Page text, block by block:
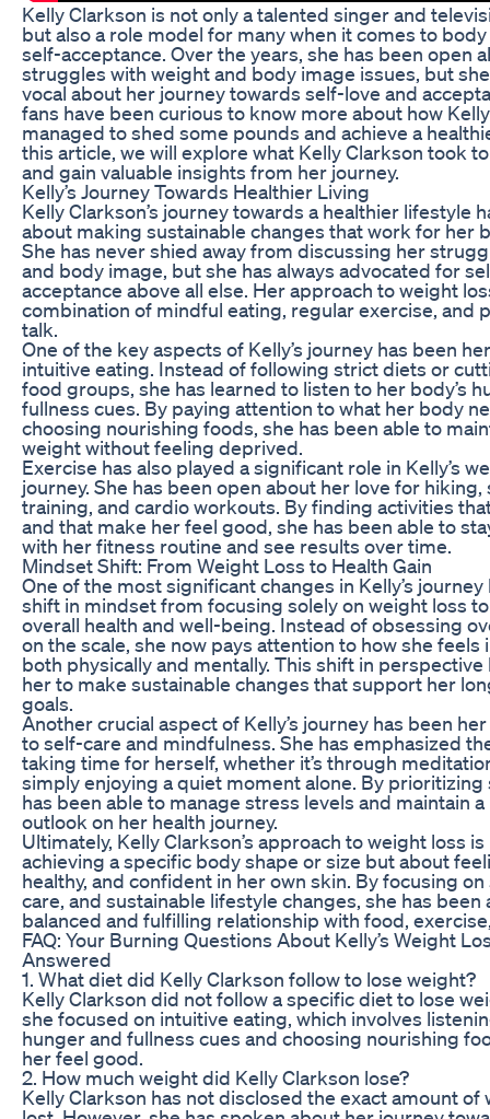
Kelly Clarkson is not only a talented singer and
but also a role model for many when it comes to
self-acceptance. Over the years, she has been open
struggles with weight and body image issues, but
vocal about her journey towards self-love and
fans have been curious to know more about how
managed to shed some pounds and achieve a
this article, we will explore what Kelly Clarkson took
and gain valuable insights from her journey.
Kelly’s Journey Towards Healthier Living
Kelly Clarkson’s journey towards a healthier lifestyle
about making sustainable changes that work for her
She has never shied away from discussing her
and body image, but she has always advocated for
acceptance above all else. Her approach to weight
combination of mindful eating, regular exercise, and
talk.
One of the key aspects of Kelly’s journey has been
intuitive eating. Instead of following strict diets or
food groups, she has learned to listen to her body’s
fullness cues. By paying attention to what her body
choosing nourishing foods, she has been able to
weight without feeling deprived.
Exercise has also played a significant role in Kelly’s
journey. She has been open about her love for
training, and cardio workouts. By finding activities
and that make her feel good, she has been able to
with her fitness routine and see results over time.
Mindset Shift: From Weight Loss to Health Gain
One of the most significant changes in Kelly’s
shift in mindset from focusing solely on weight loss
overall health and well-being. Instead of obsessing
on the scale, she now pays attention to how she feels
both physically and mentally. This shift in perspective
her to make sustainable changes that support her
goals.
Another crucial aspect of Kelly’s journey has been
to self-care and mindfulness. She has emphasized
taking time for herself, whether it’s through
simply enjoying a quiet moment alone. By prioritizing
has been able to manage stress levels and maintain
outlook on her health journey.
Ultimately, Kelly Clarkson’s approach to weight loss
achieving a specific body shape or size but about
healthy, and confident in her own skin. By focusing
care, and sustainable lifestyle changes, she has been
balanced and fulfilling relationship with food,
FAQ: Your Burning Questions About Kelly’s Weight
Answered
1. What diet did Kelly Clarkson follow to lose weight?
Kelly Clarkson did not follow a specific diet to lose
she focused on intuitive eating, which involves
hunger and fullness cues and choosing nourishing
her feel good.
2. How much weight did Kelly Clarkson lose?
Kelly Clarkson has not disclosed the exact amount of